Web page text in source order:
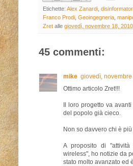
Etichette: Alex Zanardi,
Franco Prodi, Geoingegneria,
Zret alle giovedì, novembre 18, 2010
45 commenti:
mike giovedì,
Ottimo articolo Zret!!!
Il loro progetto va
del popolo già cieco.
Non so davvero chi è
A proposito di
wireless", ho notizie da
stato molto avanzato ed